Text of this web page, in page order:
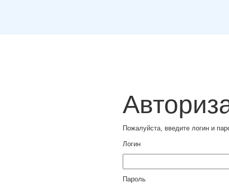
Пожалуйста, введите логин и
Логин
Пароль